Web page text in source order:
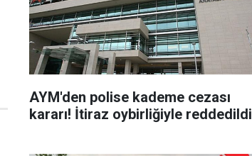
AYM'den polise kademe cezası
kararı! İtiraz oybirliğiyle reddedildi